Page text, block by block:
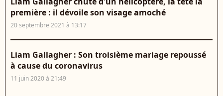
première : il dévoile son visage amoché
20 septembre 2021 à 13:17
Liam Gallagher : Son troisième mariage repoussé
à cause du coronavirus
11 juin 2020 à 21:49